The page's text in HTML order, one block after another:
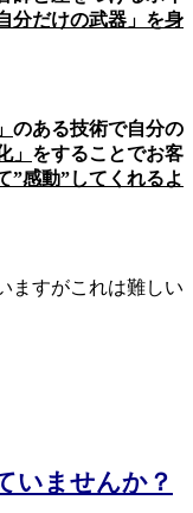
分だけの武器」を身
のある技術で自分の
」 をすることでお客
”感動”してくれるよ
ますがこれは難しい
いませんか？